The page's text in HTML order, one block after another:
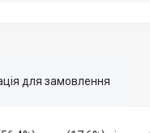
для замовлення